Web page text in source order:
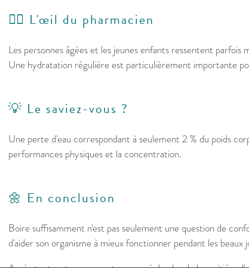
👩‍⚕️ L'œil du pharmacien
Les personnes âgées et les jeunes enfants ressentent parfois
Une hydratation régulière est particulièrement importante
💡 Le saviez-vous ?
Une perte d'eau correspondant à seulement 2 % du poids
performances physiques et la concentration.
🌼 En conclusion
Boire suffisamment n'est pas seulement une question de
d'aider son organisme à mieux fonctionner pendant les beaux